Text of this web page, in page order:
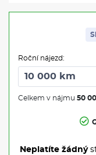
Roční nájezd:
Celkem v nájmu 50
Neplatíte žádný